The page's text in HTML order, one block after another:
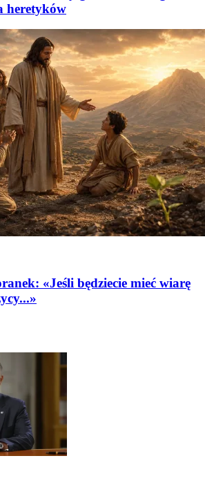
heretyków
«Jeśli będziecie mieć wiarę